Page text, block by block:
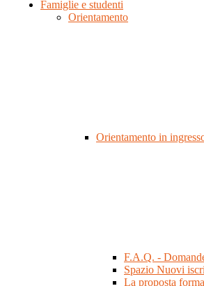
Famiglie e studenti
Orientamento
Orientamento in
F.A.Q. -
Spazio Nuovi
La proposta